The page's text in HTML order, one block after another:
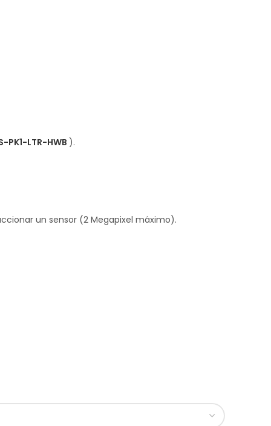
PK1-LTR-HWB ).
un sensor (2 Megapixel máximo).